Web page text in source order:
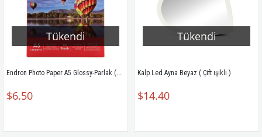
Tükendi
Endron Photo Paper A5 Glossy-Parlak (15X21cm) 100'lük 270g
$6.50
Tükendi
Kalp Led Ayna Beyaz ( Çift ışıklı )
$14.40